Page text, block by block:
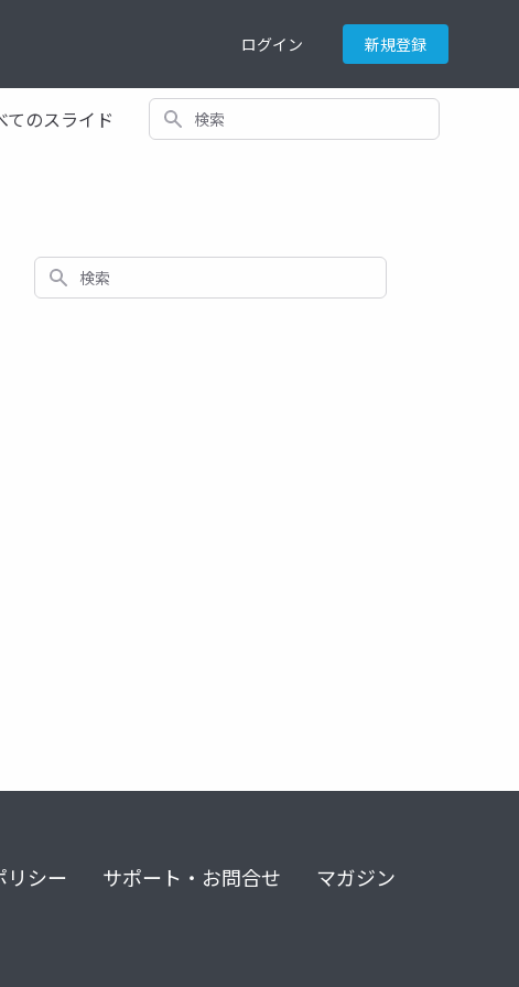
ログイン 新規登録
てのスライド 検索
検索
リシー サポート・お問合せ マガジン